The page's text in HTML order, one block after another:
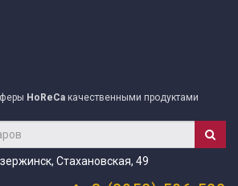
HoReCa качественными продуктами
Стахановская, 49